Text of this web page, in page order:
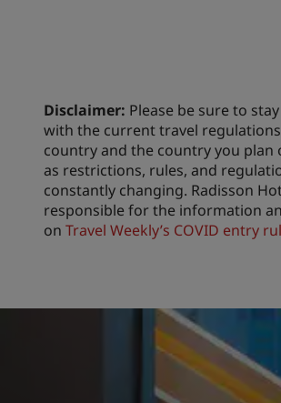
Disclaimer: Please be sure to
with the current travel
country and the country you plan
as restrictions, rules, and
constantly changing. Radisson
responsible for the information
on Travel Weekly’s COVID entry